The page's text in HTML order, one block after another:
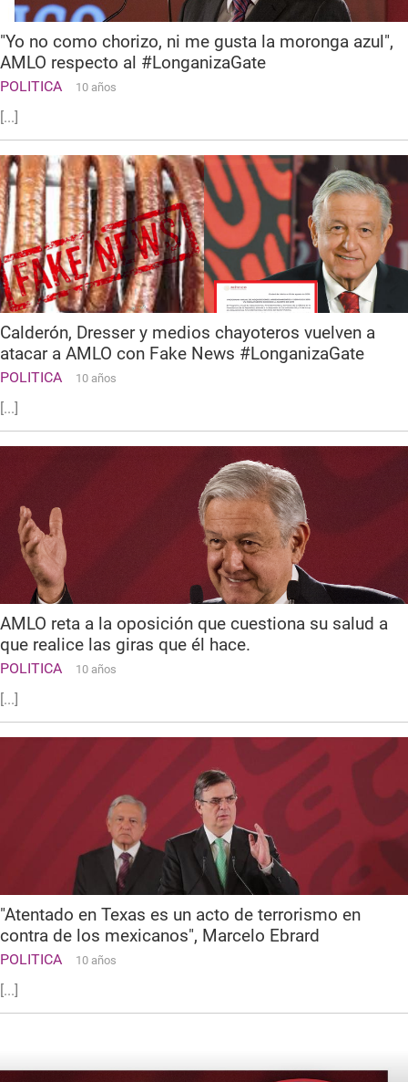
"Yo no como chorizo, ni me gusta la moronga azul",
AMLO respecto al #LonganizaGate
POLITICA 10 años
[...]
Calderón, Dresser y medios chayoteros vuelven a
atacar a AMLO con Fake News #LonganizaGate
POLITICA 10 años
[...]
AMLO reta a la oposición que cuestiona su salud a
que realice las giras que él hace.
POLITICA 10 años
[...]
"Atentado en Texas es un acto de terrorismo en
contra de los mexicanos", Marcelo Ebrard
POLITICA 10 años
[...]